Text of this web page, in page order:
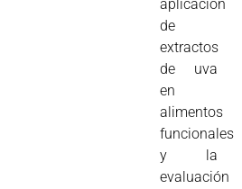
aplicación
de
extractos
de uva
en
alimentos
funcionales
y la
evaluación